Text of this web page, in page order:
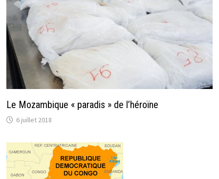
Le Mozambique « paradis » de l’héroïne
6 juillet 2018